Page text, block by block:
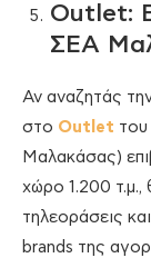
Outlet:
ΣΕΑ
Αν αναζητάς
στο Outlet
Μαλακάσας)
χώρο 1.200 τ.μ.,
τηλεοράσεις
brands της